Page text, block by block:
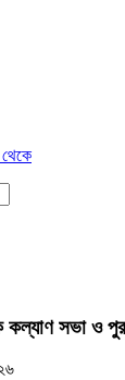
থেকে
কল্যাণ সভা ও